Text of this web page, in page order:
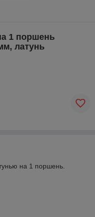
1 поршень
латунь
на 1 поршень.